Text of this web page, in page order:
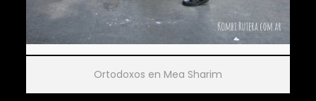
Ortodoxos en Mea Sharim